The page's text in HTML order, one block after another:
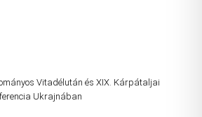
Vitadélután és XIX. Kárpátaljai
Ukrajnában